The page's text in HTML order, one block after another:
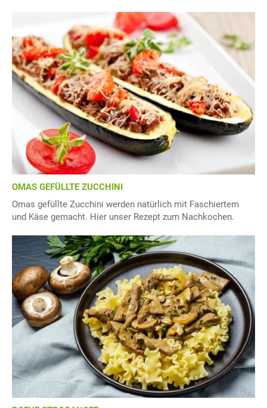
OMAS GEFÜLLTE ZUCCHINI
Omas gefüllte Zucchini werden natürlich mit Faschiertem
und Käse gemacht. Hier unser Rezept zum Nachkochen.